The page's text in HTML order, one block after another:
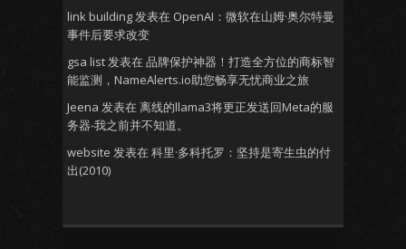
link building发表在 OpenAI：微软在山姆·奥尔特曼
事件后要求改变
gsa list发表在 品牌保护神器！打造全方位的商标智
能监测，NameAlerts.io助您畅享无忧商业之旅
Jeena 发表在 离线的llama3将更正发送回Meta的服
务器-我之前并不知道。
website 发表在 科里·多科托罗：坚持是寄生虫的付
出(2010)